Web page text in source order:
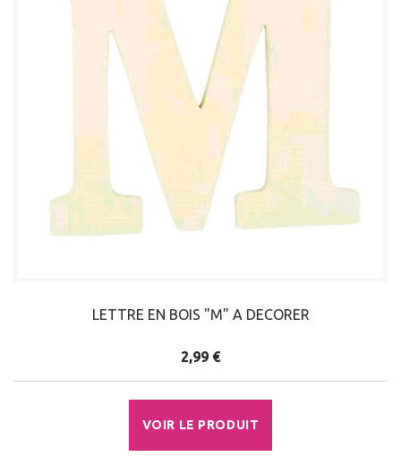
LETTRE EN BOIS "M" A DECORER
2,99 €
VOIR LE PRODUIT